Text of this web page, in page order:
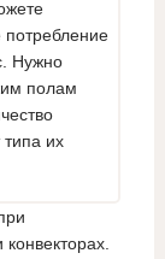
потребление
Нужно
полам
типа их